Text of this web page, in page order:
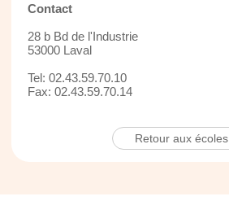
Contact
28 b Bd de l'Industrie
53000 Laval
Tel: 02.43.59.70.10
Fax: 02.43.59.70.14
Retour aux écoles